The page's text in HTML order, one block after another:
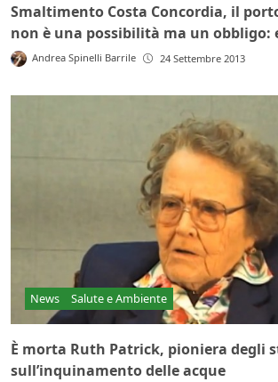
Smaltimento Costa Concordia, il
non è una possibilità ma un obbligo:
Andrea Spinelli Barrile 24 Settembre 2013
News Salute e Ambiente
È morta Ruth Patrick, pioniera degli
sull’inquinamento delle acque